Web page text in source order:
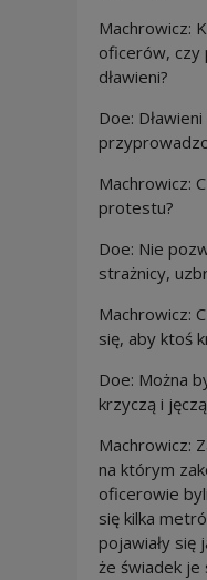
Machrowicz:
oficerów, czy
dławieni?
Doe:
Machrowicz:
protestu?
Doe: Nie
strażnicy,
Machrowicz:
się, aby ktoś
Doe: Można
krzyczą i
Machrowicz:
na którym
oficerowie
się kilka
pojawiały się
że świadek je